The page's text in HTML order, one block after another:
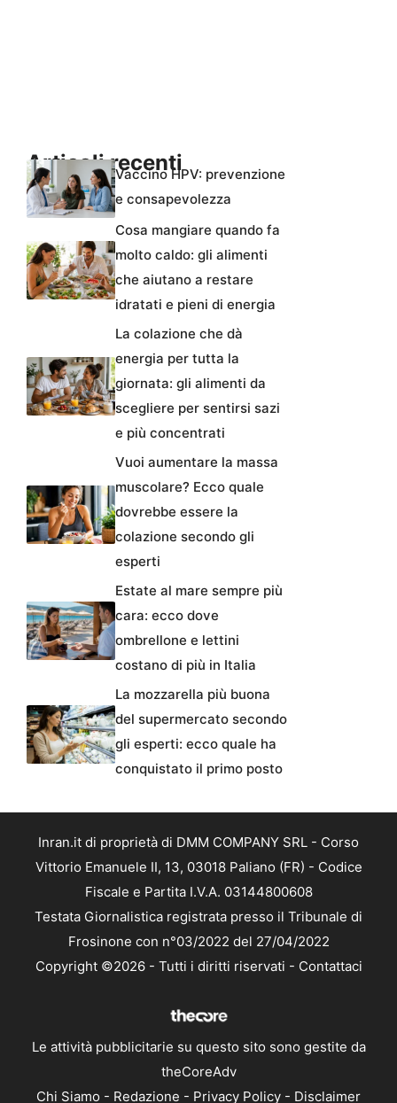
Articoli recentiVaccino HPV: prevenzione
e consapevolezza
Cosa mangiare quando fa
molto caldo: gli alimenti
che aiutano a restare
idratati e pieni di energia
La colazione che dà
energia per tutta la
giornata: gli alimenti da
scegliere per sentirsi sazi
e più concentrati
Vuoi aumentare la massa
muscolare? Ecco quale
dovrebbe essere la
colazione secondo gli
esperti
Estate al mare sempre più
cara: ecco dove
ombrellone e lettini
costano di più in Italia
La mozzarella più buona
del supermercato secondo
gli esperti: ecco quale ha
conquistato il primo posto
Inran.it di proprietà di DMM COMPANY SRL - Corso
Vittorio Emanuele II, 13, 03018 Paliano (FR) - Codice
Fiscale e Partita I.V.A. 03144800608
Testata Giornalistica registrata presso il Tribunale di
Frosinone con n°03/2022 del 27/04/2022
Copyright ©2026 - Tutti i diritti riservati - Contattaci
Le attività pubblicitarie su questo sito sono gestite da
theCoreAdv
Chi Siamo - Redazione - Privacy Policy - Disclaimer